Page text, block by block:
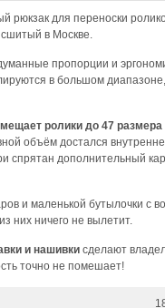
рюкзак для переноски
в Москве.
пропорции и
в большом
ролики до 47 размера
объём достался
спрятан дополнительный
и маленькой бутылочки с
них ничего не вылетит.
и нашивки сделают
точно не помешает!